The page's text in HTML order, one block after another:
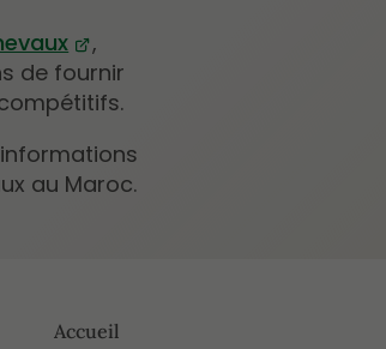
,
de fournir
au Maroc.
Accueil